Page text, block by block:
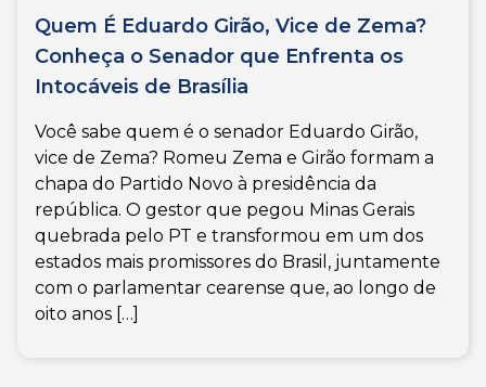
Quem É Eduardo Girão, Vice de Zema?
Conheça o Senador que Enfrenta os
Intocáveis de Brasília
Você sabe quem é o senador Eduardo Girão,
vice de Zema? Romeu Zema e Girão formam a
chapa do Partido Novo à presidência da
república. O gestor que pegou Minas Gerais
quebrada pelo PT e transformou em um dos
estados mais promissores do Brasil, juntamente
com o parlamentar cearense que, ao longo de
oito anos […]